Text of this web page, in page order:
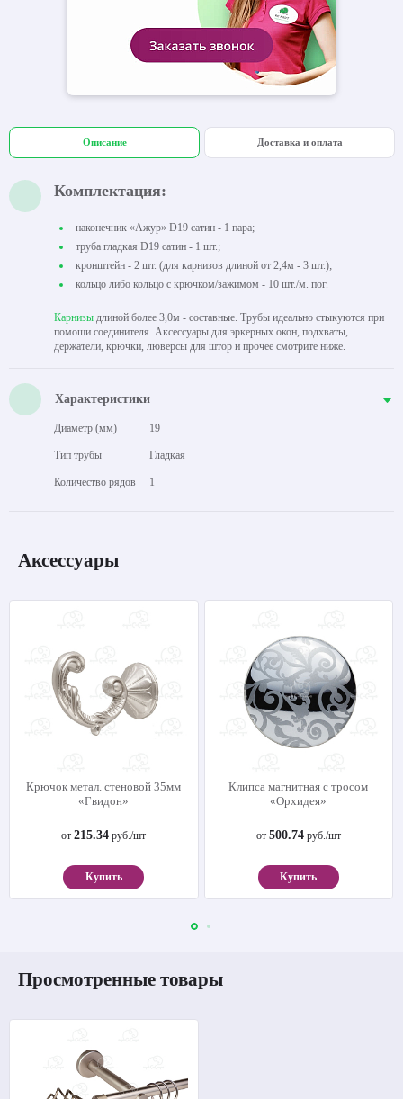
Описание Доставка и оплата
Комплектация:
наконечник «Ажур» D19 сатин - 1 пара;
труба гладкая D19 сатин - 1 шт.;
кронштейн - 2 шт. (для карнизов длиной от 2,4м - 3 шт.);
кольцо либо кольцо с крючком/зажимом - 10 шт./м. пог.
Карнизы длиной более 3,0м - составные. Трубы идеально стыкуются при
помощи соединителя. Аксессуары для эркерных окон, подхваты,
держатели, крючки, люверсы для штор и прочее смотрите ниже.
Характеристики
Диаметр (мм) 19
Тип трубы Гладкая
Количество рядов 1
Аксессуары
Крючок метал. стеновой 35мм
«Гвидон»
от215.34 руб./шт
Купить
Клипса магнитная с тросом
«Орхидея»
от 500.74руб./шт
Купить
Просмотренные товары